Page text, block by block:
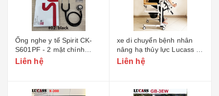
Ống nghe y tế Spirit CK-
S601PF - 2 mặt chính
hãng
Liên hệ
xe di chuyển bệnh nhân
nâng hạ thủy lực Lucass D-
900
Liên hệ